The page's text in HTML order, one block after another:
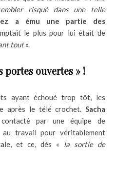
risqué dans une telle
a ému une partie des
le plus pour lui était de
tout».
portes ouvertes » !
ayant échoué trop tôt, les
après le télé crochet. Sacha
par une équipe de
au travail pour véritablement
et ce, dès « la sortie de